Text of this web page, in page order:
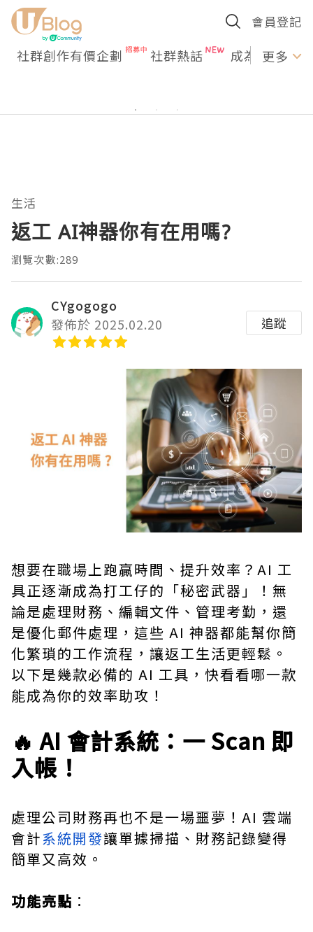
會員登記
社群創作有價企劃 社群熱話 成為U更多
生活
返工 AI神器你有在用嗎?
瀏覽次數:289
CYgogogo
發佈於 2025.02.20
追蹤
想要在職場上跑贏時間、提升效率？AI 工
具正逐漸成為打工仔的「秘密武器」！無
論是處理財務、編輯文件、管理考勤，還
是優化郵件處理，這些 AI 神器都能幫你簡
化繁瑣的工作流程，讓返工生活更輕鬆。
以下是幾款必備的 AI 工具，快看看哪一款
能成為你的效率助攻！
🔥 AI 會計系統：一 Scan 即
入帳！
處理公司財務再也不是一場噩夢！AI 雲端
會計系統開發讓單據掃描、財務記錄變得
簡單又高效。
功能亮點 ：